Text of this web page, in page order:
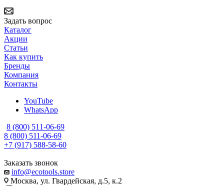
Задать вопрос
Каталог
Акции
Статьи
Как купить
Бренды
Компания
Контакты
YouTube
WhatsApp
8 (800) 511-06-69
8 (800) 511-06-69
+7 (917) 588-58-60
Заказать звонок
info@ecotools.store
Москва, ул. Гвардейская, д.5, к.2